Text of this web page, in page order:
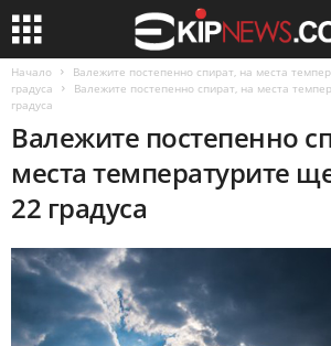
Начало
Валежите постепенно спират, на места
градуса
Валежите постепенно спират, на места
градуса
Валежите постепенно
места температурите
22 градуса